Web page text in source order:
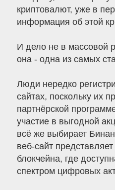
криптовалют, уже в
информация об этой
И дело не в массовой
она - одна из самых
Люди нередко
сайтах, поскольку их
партнёрской
участие в выгодной
всё же выбирает
веб-сайт
блокчейна, где
спектром цифровых